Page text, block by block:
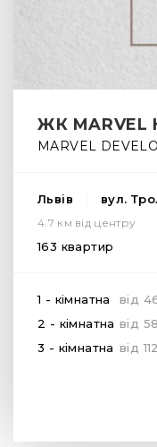
ЖК MARVEL
MARVEL
Львів вул.
4.7 км від центру
163 квартир
1 - кімнатна від
2 - кімнатна від 58
3 - кімнатна від